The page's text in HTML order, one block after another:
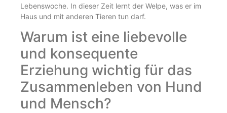
Lebenswoche. In dieser Zeit lernt der Welpe, was er im
Haus und mit anderen Tieren tun darf.
Warum ist eine liebevolle
und konsequente
Erziehung wichtig für das
Zusammenleben von Hund
und Mensch?